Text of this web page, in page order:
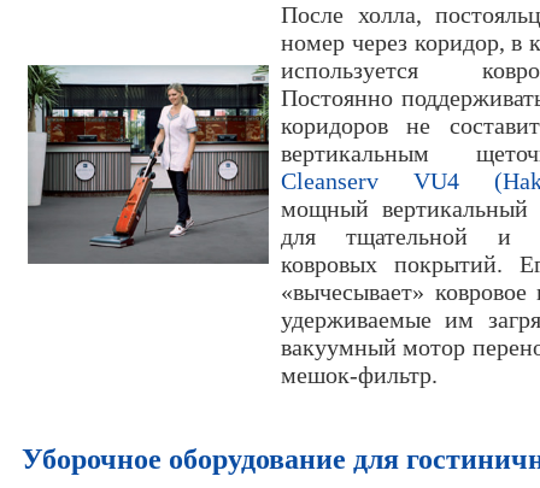
После холла,
номер через коридор, в
используется
Постоянно
коридоров не
вертикальным
Cleanserv VU4
мощный вертикальный
для тщательной и
ковровых покрытий.
«вычесывает»
удерживаемые им
вакуумный мотор
мешок-фильтр.
Уборочное оборудование для